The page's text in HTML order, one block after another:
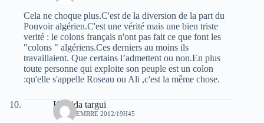
Cela ne choque plus.C'est de la diversion de la part du
Pouvoir algérien.C'est une vérité mais une bien triste
verité : le colons français n'ont pas fait ce que font les
"colons " algériens.Ces derniers au moins ils
travaillaient. Que certains l’admettent ou non.En plus
toute personne qui exploite son peuple est un colon
:qu'elle s'appelle Roseau ou Ali ,c'est la même chose.
Khalida targui
13 NOVEMBRE 2012/19H45